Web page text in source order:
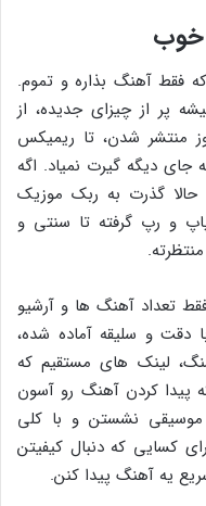
خوب
فقط آهنگ بذاره و تموم.
پر از چیزای جدیده، از
منتشر شدن، تا ریمیکس
دیگه گیرت نمیاد. اگه
حالا گذرت به ربک موزیک
و رپ گرفته تا سنتی و
تعداد آهنگ‌ ها و آرشیو
دقت و سلیقه آماده شده،
لینک ‌های مستقیم که
پیدا کردن آهنگ رو آسون
موسیقی نشستن و با کلی
کسایی که دنبال کیفیتن
یه آهنگ پیدا کنن.